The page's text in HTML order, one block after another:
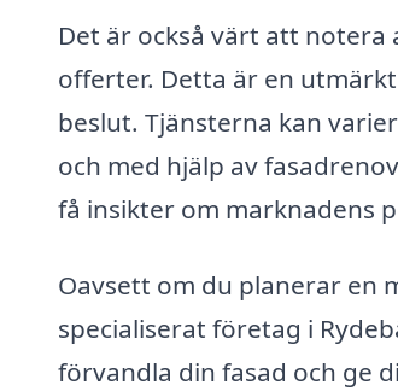
Det är också värt att
offerter. Detta är en
beslut. Tjänsterna kan
och med hjälp av
få insikter om marknadens
Oavsett om du planerar en
specialiserat företag i
förvandla din fasad och ge